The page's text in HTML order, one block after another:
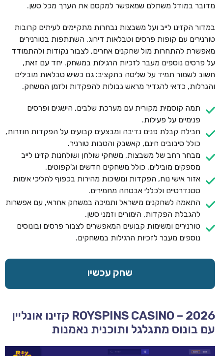
מדובר במודל משתלם שמאפשר למקסם את הערך מכל סשן.
במדור הקזינו לייב ועל משבצות נבחרות מתקיימים לעיתים קרובות
טורנירים עם קופות פרסים וטבלאות דירוג. השתתפות בטורנירים
מאפשרת להתחרות מול שחקנים אחרים, לצבור נקודות ולהתמודד
על פרסים נוספים מעבר לזכיות הרגילות במשחק. יחד עם זאת,
חשוב לשמור תמיד על שליטה בתקציב: גם כשיש טבלאות מובילים
והגרלות, כדאי להגדיר מראש גבולות להפקדות ולזמן המשחק.
תמה קוסמית מקורית עם מערכת שלבים, הישגים ופרסים
פנימיים על פעילות.
חבילת קבלת פנים נדיבה ומבצעים קבועים על הפקדות חוזרות,
כולל סיבובים חינם, קאשבק והטבות טורניר.
מבחר רחב של משבצות, משחקי שולחן ושולחנות קזינו לייב
מספקים מובילים, כולל משחקים חדשים וג'קפוטים.
אזור אישי נוח, הפקדות ומשיכות מהירות בכפוף להליכי אימות
סטנדרטיים ולכללי אבטחה מחמירים.
התאמה לשחקנים מישראל ותמיכה במשחק אחראי, עם אפשרות
להגבלת הפקדות, הימורים וזמני סשן.
טורנירים ומשימות קבועים המאפשרים לצבור פרסים ובונוסים
נוספים מעבר לזכיות הרגילות במשחקים.
שחק עכשיו
ROYSPINS CASINO – 2026 קזינו אונליין
עם בונוס מתגלגל ותוכנית נאמנות